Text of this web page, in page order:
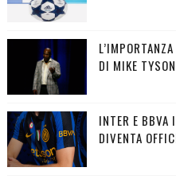
DI MIKE TYSON
INTER E BBVA
DIVENTA